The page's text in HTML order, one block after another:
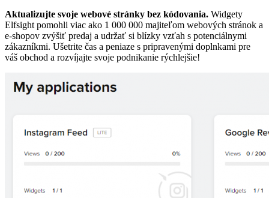
Aktualizujte svoje webové stránky bez kódovania. Widgety
Elfsight pomohli viac ako 1 000 000 majiteľom webových stránok a
e-shopov zvýšiť predaj a udržať si blízky vzťah s potenciálnymi
zákazníkmi. Ušetrite čas a peniaze s pripravenými doplnkami pre
váš obchod a rozvíjajte svoje podnikanie rýchlejšie!